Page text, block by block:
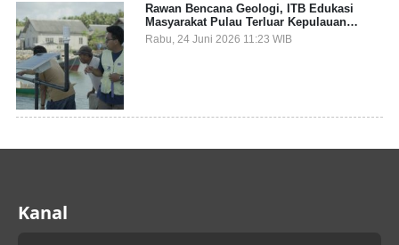
Rawan Bencana Geologi, ITB Edukasi
Masyarakat Pulau Terluar Kepulauan
Selayar Terkait Mitigasi Berbasis Kawasan
Pesisir
Rabu, 24 Juni 2026 11:23 WIB
Kanal